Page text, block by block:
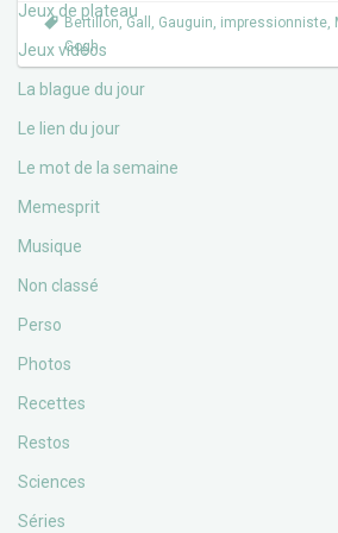
Jeux de plateau
Jeux vidéos
La blague du jour
Le lien du jour
Le mot de la semaine
Memesprit
Musique
Non classé
Perso
Photos
Recettes
Restos
Sciences
Séries
Bertillon, Gall , Gauguin, impressionniste,
Gogh